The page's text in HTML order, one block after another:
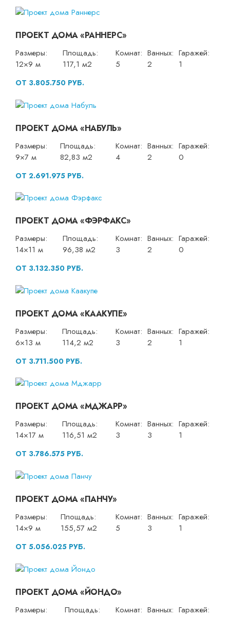
ПРОЕКТ ДОМА «РАННЕРС»
Размеры:
12×9 м
Площадь:
117,1 м2
Комнат:
5
Ванных:
2
Гаражей:
1
ОТ 3.805.750 РУБ.
ПРОЕКТ ДОМА «НАБУЛЬ»
Размеры:
9×7 м
Площадь:
82,83 м2
Комнат:
4
Ванных:
2
Гаражей:
0
ОТ 2.691.975 РУБ.
ПРОЕКТ ДОМА «ФЭРФАКС»
Размеры:
14×11 м
Площадь:
96,38 м2
Комнат:
3
Ванных:
2
Гаражей:
0
ОТ 3.132.350 РУБ.
ПРОЕКТ ДОМА «КААКУПЕ»
Размеры:
6×13 м
Площадь:
114,2 м2
Комнат:
3
Ванных:
2
Гаражей:
1
ОТ 3.711.500 РУБ.
ПРОЕКТ ДОМА «МДЖАРР»
Размеры:
14×17 м
Площадь:
116,51 м2
Комнат:
3
Ванных:
3
Гаражей:
1
ОТ 3.786.575 РУБ.
ПРОЕКТ ДОМА «ПАНЧУ»
Размеры:
14×9 м
Площадь:
155,57 м2
Комнат:
5
Ванных:
3
Гаражей:
1
ОТ 5.056.025 РУБ.
ПРОЕКТ ДОМА «ЙОНДО»
Размеры:
Площадь:
Комнат: Ванных: Гаражей: